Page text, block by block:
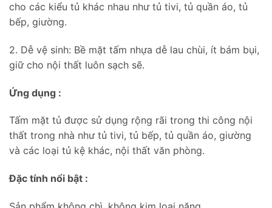
cho các kiểu tủ khác nhau như tủ tivi, tủ quần áo, tủ
bếp, giường.
2. Dễ vệ sinh: Bề mặt tấm nhựa dễ lau chùi, ít bám bụi,
giữ cho nội thất luôn sạch sẽ.
Ứng dụng :
Tấm mặt tủ được sử dụng rộng rãi trong thi công nội
thất trong nhà như tủ tivi, tủ bếp, tủ quần áo, giường
và các loại tủ kệ khác, nội thất văn phòng.
Đặc tính nổi bật :